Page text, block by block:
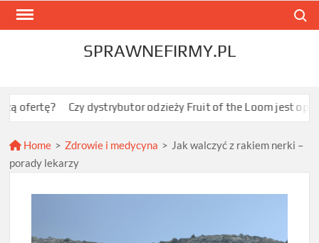
Skip
SPRAWNEFIRMY.PL
Czy dystrybutor odzieży Fruit of the Loom jest opłacalny dla
Home > Zdrowie i medycyna > Jak walczyć z rakiem nerki –
porady lekarzy